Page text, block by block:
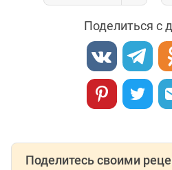
Поделиться с
Поделитесь своими